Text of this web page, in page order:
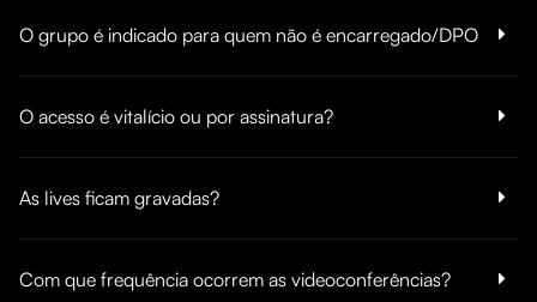
O grupo é indicado para quem não é encarregado/DPO
O acesso é vitalício ou por assinatura?
As lives ficam gravadas?
Com que frequência ocorrem as videoconferências?